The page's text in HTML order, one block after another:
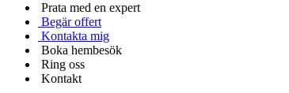
Prata med en expert
Begär offert
Kontakta mig
Boka hembesök
Ring oss
Kontakt